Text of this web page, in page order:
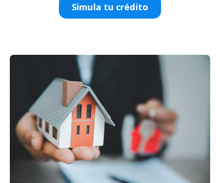
Simula tu crédito